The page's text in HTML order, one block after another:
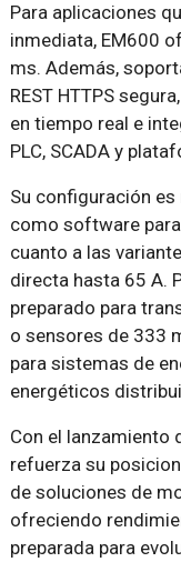
Para aplicaciones
inmediata, EM600
ms. Además,
REST HTTPS
en tiempo real e
PLC, SCADA y
Su configuración
como software
cuanto a las
directa hasta 65 A.
preparado para
o sensores de 333
para sistemas de
energéticos
Con el lanzamiento
refuerza su
de soluciones de
ofreciendo
preparada para